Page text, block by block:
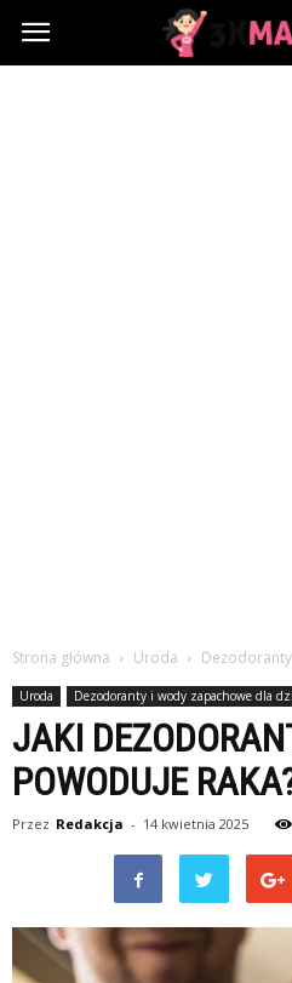
3xMama.pl
Strona główna Uroda
Uroda Dezodoranty i wody zapachowe dla
JAKI
POWODUJE
Przez Redakcja - 14 kwietnia 2025